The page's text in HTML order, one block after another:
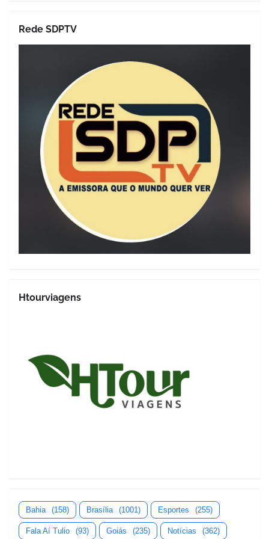
Rede SDPTV
Htourviagens
Bahia (158) Brasília (1001) Esportes (255)
Fala Aí Tulio (93) Goiás (235) Notícias (362)